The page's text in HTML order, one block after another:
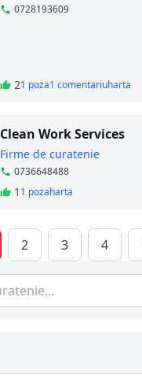
0728193609
21 poza1 comentariuharta
Clean Work Services
Firme de curatenie
0736648488
1 1 pozaharta
2 3 4